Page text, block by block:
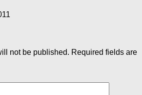
not be published. Required fields are